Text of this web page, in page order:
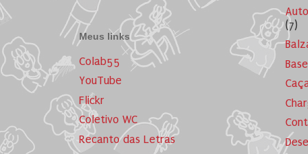
Meus links
Colab55
YouTube
Flickr
Coletivo WC
Recanto das Letras
(7)